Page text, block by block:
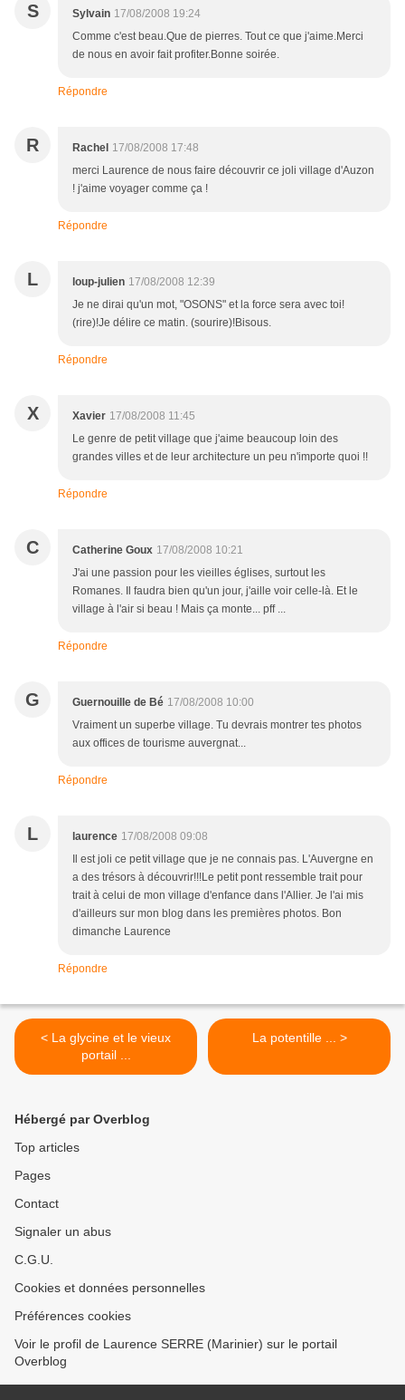
S Sylvain 17/08/2008 19:24
Comme c'est beau.Que de pierres. Tout ce que j'aime.Merci
de nous en avoir fait profiter.Bonne soirée.
Répondre
R Rachel 17/08/2008 17:48
merci Laurence de nous faire découvrir ce joli village d'Auzon
! j'aime voyager comme ça !
Répondre
L loup-julien 17/08/2008 12:39
Je ne dirai qu'un mot, "OSONS" et la force sera avec toi!
(rire)!Je délire ce matin. (sourire)!Bisous.
Répondre
X Xavier 17/08/2008 11:45
Le genre de petit village que j'aime beaucoup loin des
grandes villes et de leur architecture un peu n'importe quoi !!
Répondre
C Catherine Goux 17/08/2008 10:21
J'ai une passion pour les vieilles églises, surtout les
Romanes. Il faudra bien qu'un jour, j'aille voir celle-là. Et le
village à l'air si beau ! Mais ça monte... pff ...
Répondre
G Guernouille de Bé 17/08/2008 10:00
Vraiment un superbe village. Tu devrais montrer tes photos
aux offices de tourisme auvergnat...
Répondre
L laurence 17/08/2008 09:08
Il est joli ce petit village que je ne connais pas. L'Auvergne en
a des trésors à découvrir!!!Le petit pont ressemble trait pour
trait à celui de mon village d'enfance dans l'Allier. Je l'ai mis
d'ailleurs sur mon blog dans les premières photos. Bon
dimanche Laurence
Répondre
< La glycine et le vieux
portail ...
La potentille ... >
Hébergé par Overblog
Top articles
Pages
Contact
Signaler un abus
C.G.U.
Cookies et données personnelles
Préférences cookies
Voir le profil de Laurence SERRE (Marinier) sur le portail
Overblog